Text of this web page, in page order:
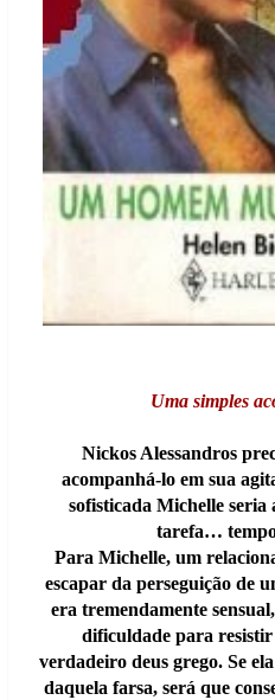
Uma simples
Nickos Alessandros
acompanhá-lo em sua
sofisticada Michelle seria
tarefa…
Para Michelle, um
escapar da perseguição de
era tremendamente
dificuldade para resistir
verdadeiro deus grego. Se
daquela farsa, será que